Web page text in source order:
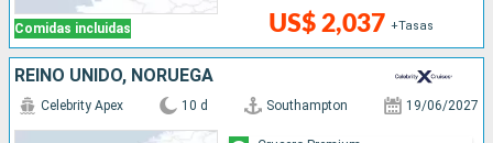
Comidas incluidas US$ 2,037 +Tasas
REINO UNIDO, NORUEGA
Celebrity Apex 10 d Southampton 19/06/2027